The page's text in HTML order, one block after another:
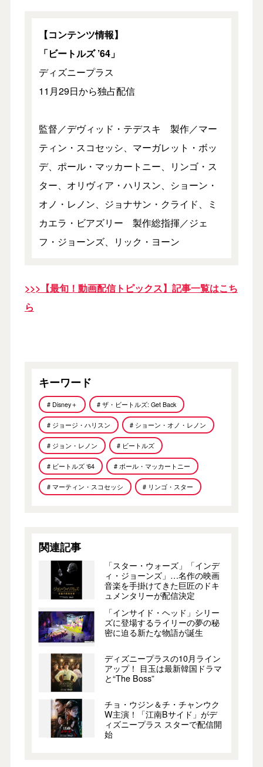
【コンテンツ情報】
「ビートルズ ’64」
ディズニープラス
11月29日から独占配信
監督／デヴィッド・テデスキ 製作／マー
ティン・スコセッシ、マーガレット・ボッ
デ、ポール・マッカートニー、リンゴ・ス
ター、オリヴィア・ハリスン、ショーン・
オノ・レノン、ジョナサン・クライド、ミ
カエラ・ビアズリー 製作総指揮／ジェ
フ・ジョーンズ、リック・ヨーン
>>>【最旬！動画配信トピックス】記事一覧はこち
ら
キーワード
# Disney＋ # ザ・ビートルズ: Get Back
# ジョージ・ハリスン # ショーン・オノ・レノン
# ジョン・レノン # ビートルズ
# ビートルズ ‘64 # ポール・マッカートニー
# マーティン・スコセッシ # リンゴ・スター
関連記事
「スター・ウォーズ」「インデ
ィ・ジョーンズ」…名作の映画
音楽を手掛けてきた巨匠のドキ
ュメンタリーが配信決定
「インサイド・ヘッド」シリー
ズに登場するライリーの夢の秘
密に迫る新たな物語が誕生
ディズニープラスの10月ライン
アップ！ 目玉は最新韓国ドラマ
と“The Boss”
チョ・ウジン＆チ・チャンウク
W主演！「江南Bサイド」がデ
ィズニープラス スターで配信開
始